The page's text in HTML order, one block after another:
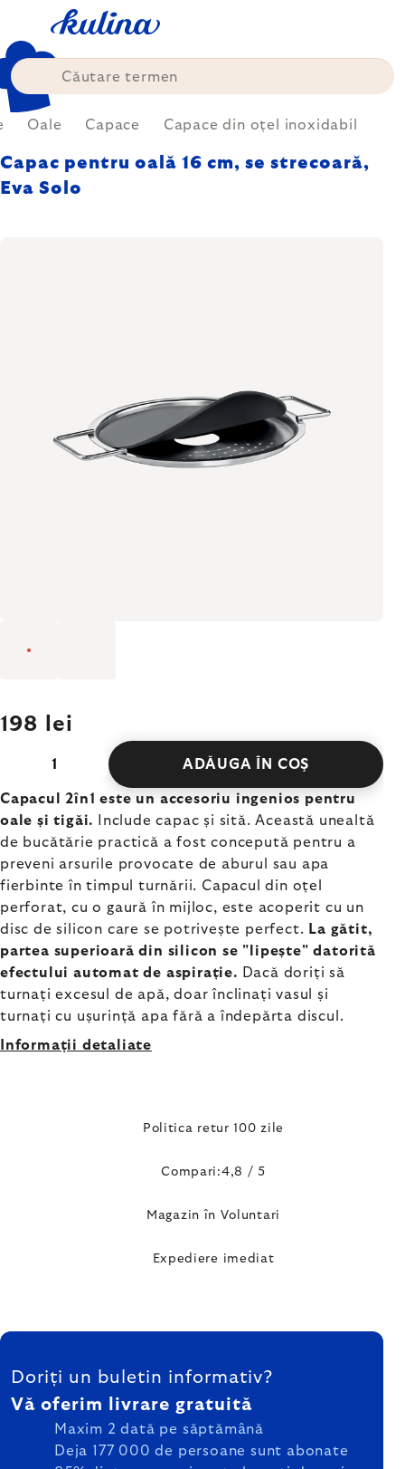
conținut
Oale Capace Capace din oțel inoxidabil
Capac pentru oală 16 cm, se strecoară,
Eva Solo
198 lei
ADĂUGA ÎN COŞ
Capacul 2în1 este un accesoriu ingenios pentru
oale și tigăi. Include capac și sită. Această unealtă
de bucătărie practică a fost concepută pentru a
preveni arsurile provocate de aburul sau apa
fierbinte în timpul turnării. Capacul din oțel
perforat, cu o gaură în mijloc, este acoperit cu un
disc de silicon care se potrivește perfect. La gătit,
partea superioară din silicon se "lipește" datorită
efectului automat de aspirație. Dacă doriți să
turnați excesul de apă, doar înclinați vasul și
turnați cu ușurință apa fără a îndepărta discul.
Informaţii detaliate
Politica retur 100 zile
Compari:4,8 / 5
Magazin în Voluntari
Expediere imediat
SUBSOL
Doriți un buletin informativ?
Vă oferim livrare gratuită
Maxim 2 dată pe săptămână
Deja 177 000 de persoane sunt abonate